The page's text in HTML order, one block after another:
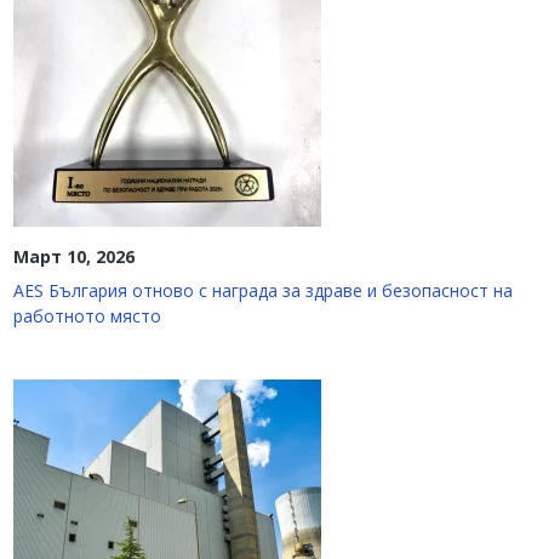
Март 10, 2026
AES България отново с награда за здраве и безопасност на
работното място